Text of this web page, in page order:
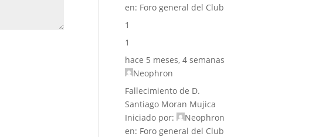
en: Foro general del Club
1
1
hace 5 meses, 4 semanas
Neophron
Fallecimiento de D.
Santiago Moran Mujica
Iniciado por:
Neophron
en: Foro general del Club